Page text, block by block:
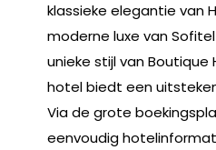
klassieke elegantie van
moderne luxe van
unieke stijl van Boutique
hotel biedt een
Via de grote
eenvoudig